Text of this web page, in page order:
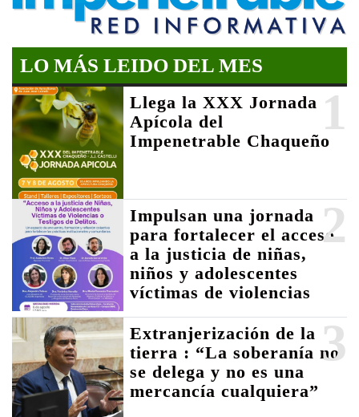
LO MÁS LEIDO DEL MES
1
Llega la XXX Jornada
Apícola del
Impenetrable Chaqueño
2
Impulsan una jornada
para fortalecer el acceso
a la justicia de niñas,
niños y adolescentes
víctimas de violencias
3
Extranjerización de la
tierra : “La soberanía no
se delega y no es una
mercancía cualquiera”